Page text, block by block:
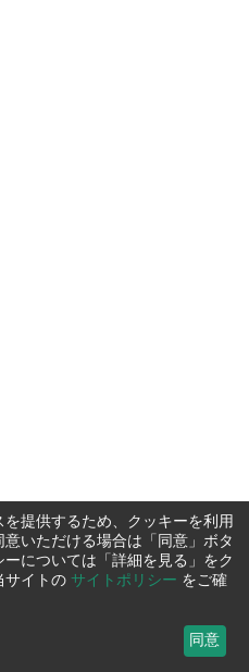
提供するため、クッキーを利用
いただける場合は「同意」ボタ
については「詳細を見る」をク
サイトの サイトポリシー をご確
同意